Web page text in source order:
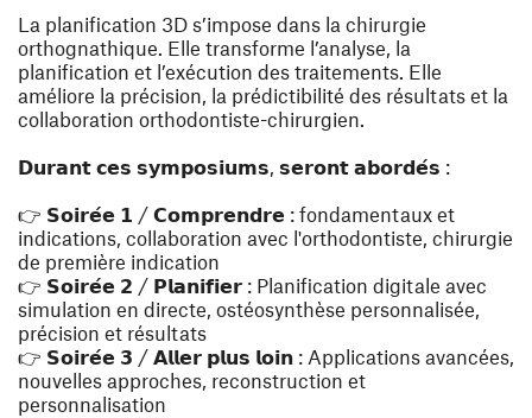
La planification 3D s’impose dans la chirurgie
orthognathique. Elle transforme l’analyse, la
planification et l’exécution des traitements. Elle
améliore la précision, la prédictibilité des résultats et la
collaboration orthodontiste-chirurgien.
𝗗𝘂𝗿𝗮𝗻𝘁 𝗰𝗲𝘀 𝘀𝘆𝗺𝗽𝗼𝘀𝗶𝘂𝗺𝘀, 𝘀𝗲𝗿𝗼𝗻𝘁 𝗮𝗯𝗼𝗿𝗱𝗲́𝘀 :
👉 𝗦𝗼𝗶𝗿𝗲́𝗲 𝟭 / 𝗖𝗼𝗺𝗽𝗿𝗲𝗻𝗱𝗿𝗲 : fondamentaux et
indications, collaboration avec l'orthodontiste, chirurgie
de première indication
👉 𝗦𝗼𝗶𝗿𝗲́𝗲 𝟮 / 𝗣𝗹𝗮𝗻𝗶𝗳𝗶𝗲𝗿 : Planification digitale avec
simulation en directe, ostéosynthèse personnalisée,
précision et résultats
👉 𝗦𝗼𝗶𝗿𝗲́𝗲 𝟯 / 𝗔𝗹𝗹𝗲𝗿 𝗽𝗹𝘂𝘀 𝗹𝗼𝗶𝗻 : Applications avancées,
nouvelles approches, reconstruction et
personnalisation